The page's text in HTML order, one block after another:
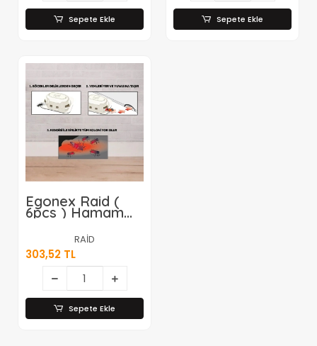
Sepete Ekle Sepete Ekle
Egonex Raid (
6pcs ) Hamam
Böcek Yemi (
Kokusuz & Pratik
& 3 Ay Etkili
)*12=k
RAİD
303,52 TL
Sepete Ekle